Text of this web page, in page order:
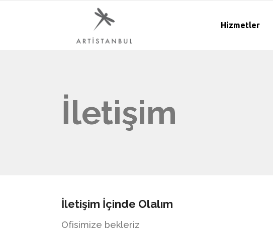
Hizmetler
İletişim
İletişim İçinde Olalım
Ofisimize bekleriz